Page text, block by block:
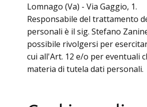
Lomnago (Va) - Via Gaggio, 1.
Responsabile del trattamento
personali è il sig. Stefano
possibile rivolgersi per
cui all'Art. 12 e/o per eventuali
materia di tutela dati personali.